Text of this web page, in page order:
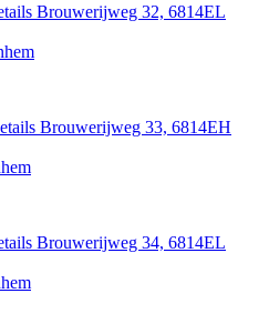
Brouwerijweg 32, 6814EL
Brouwerijweg 33, 6814EH
Brouwerijweg 34, 6814EL